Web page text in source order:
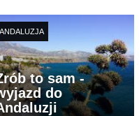
ANDALUZJA
to sam -
do